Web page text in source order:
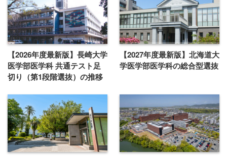
【2026年度最新版】長崎大学
医学部医学科 共通テスト足
切り（第1段階選抜）の推移
【2027年度最新版】北海道大
学医学部医学科の総合型選抜